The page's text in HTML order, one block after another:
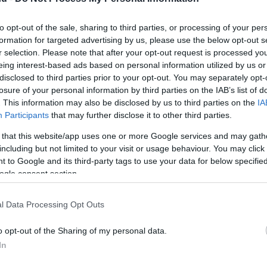
opt-out of the sale, sharing to third parties, or processing of your
for targeted advertising by us, please use the below opt-out
selection. Please note that after your opt-out request is processed
interest-based ads based on personal information utilized by us
to third parties prior to your opt-out. You may separately
of your personal information by third parties on the IAB’s list of
This information may also be disclosed by us to third parties on the
Participants that may further disclose it to other third parties.
that this website/app uses one or more Google services and may
but not limited to your visit or usage behaviour. You may
to Google and its third-party tags to use your data for below
consent section.
Data Processing Opt Outs
opt-out of the Sharing of my personal data.
ebbe" - A nagy
és Vitályos? -
igazolt az Újpest magyar
tornát, a
UTÁNPÓTLÁS
Puskás-
Akadémia
Real Madrid
UTÁNPÓTLÁS
Puskás-
a Honvéd,
történt a
Eb-
fel a